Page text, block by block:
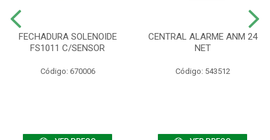
FECHADURA SOLENOIDE
FS1011 C/SENSOR
Código: 670006
CENTRAL ALARME ANM 24
NET
Código: 543512